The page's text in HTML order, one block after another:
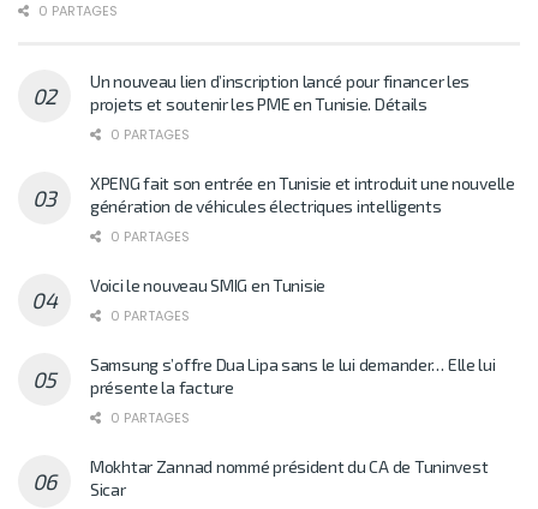
0 PARTAGES
Un nouveau lien d’inscription lancé pour financer les
projets et soutenir les PME en Tunisie. Détails
0 PARTAGES
XPENG fait son entrée en Tunisie et introduit une nouvelle
génération de véhicules électriques intelligents
0 PARTAGES
Voici le nouveau SMIG en Tunisie
0 PARTAGES
Samsung s’offre Dua Lipa sans le lui demander… Elle lui
présente la facture
0 PARTAGES
Mokhtar Zannad nommé président du CA de Tuninvest
Sicar